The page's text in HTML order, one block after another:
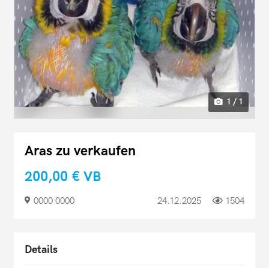
1 / 1
Aras zu verkaufen
200,00 € VB
0000 0000 24.12.2025 1504
Details